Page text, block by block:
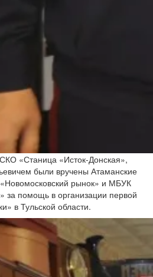
«Станица «Исток-Донская»,
были вручены Атаманские
рынок» и МБУК
за помощь в организации первой
в Тульской области.